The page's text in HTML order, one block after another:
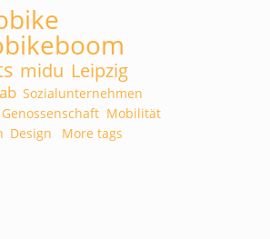
midu Leipzig
Sozialunternehmen
Genossenschaft Mobilität
Design More tags